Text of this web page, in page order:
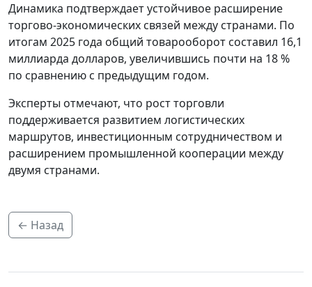
Динамика подтверждает устойчивое расширение
торгово-экономических связей между странами. По
итогам 2025 года общий товарооборот составил 16,1
миллиарда долларов, увеличившись почти на 18 %
по сравнению с предыдущим годом.
Эксперты отмечают, что рост торговли
поддерживается развитием логистических
маршрутов, инвестиционным сотрудничеством и
расширением промышленной кооперации между
двумя странами.
← Назад